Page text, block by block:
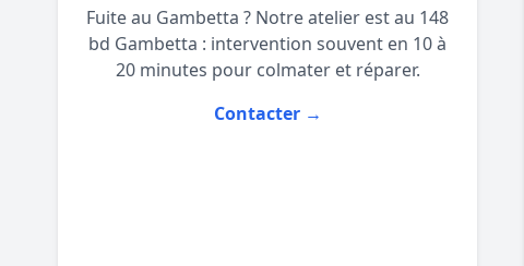
Fuite au Gambetta ? Notre atelier est au 148
bd Gambetta : intervention souvent en 10 à
20 minutes pour colmater et réparer.
Contacter →